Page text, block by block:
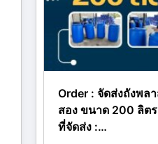
Order : จัดส่งถังพล
สอง ขนาด 200 ลิต
ที่จัดส่ง :…